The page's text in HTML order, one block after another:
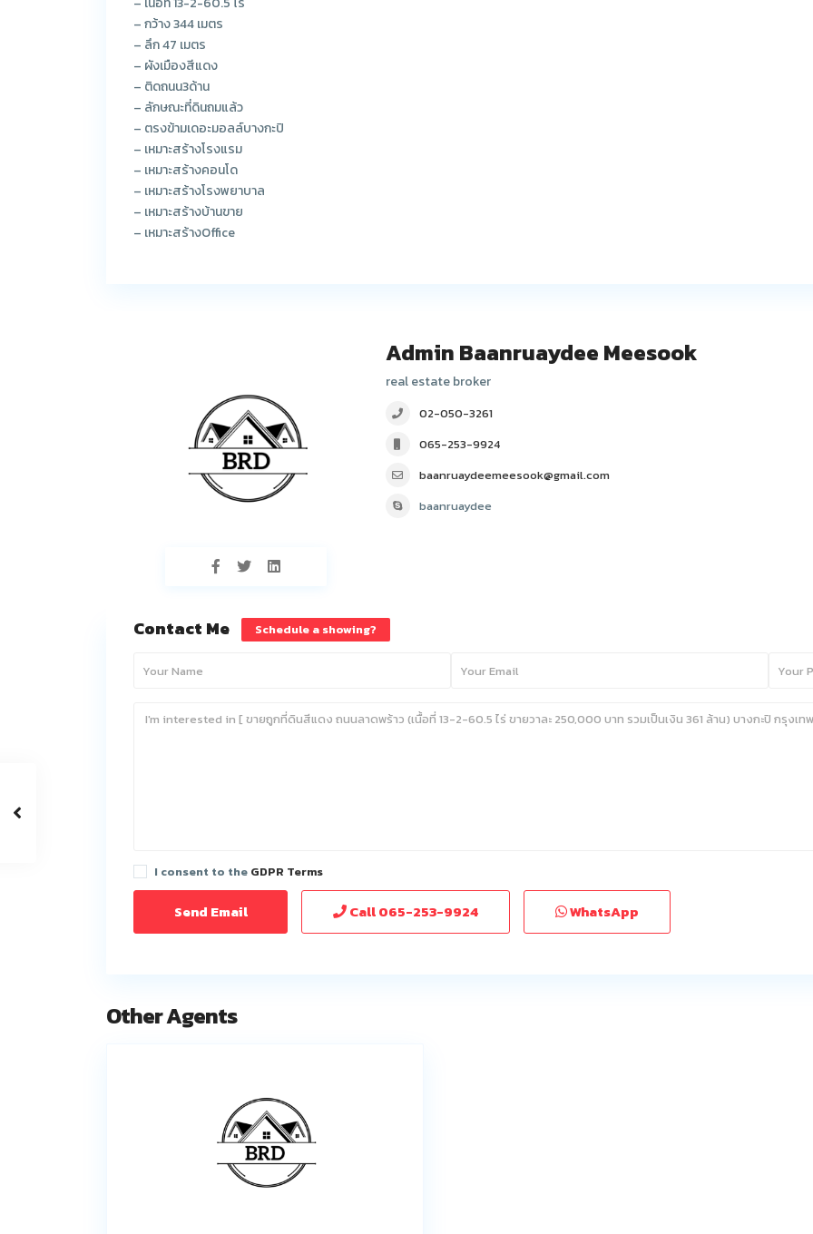
– กว้าง 344 เมตร
– ลึก 47 เมตร
– ผังเมืองสีแดง
– ติดถนน3ด้าน
– ลักษณะที่ดินถมแล้ว
– ตรงข้ามเดอะมอลล์บางกะปิ
– เหมาะสร้างโรงแรม
– เหมาะสร้างคอนโด
– เหมาะสร้างโรงพยาบาล
– เหมาะสร้างบ้านขาย
– เหมาะสร้างOffice
Admin Baanruaydee Meesook
real estate broker
02-050-3261
065-253-9924
baanruaydeemeesook@gmail.com
baanruaydee
Contact Me Schedule a showing?
I consent to the GDPR Terms
Call065-253-9924 WhatsApp
Other Agents